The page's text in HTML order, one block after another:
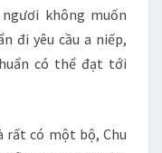
không muốn
đi yêu cầu a niếp,
có thể đạt tới
rất có một bộ, Chu